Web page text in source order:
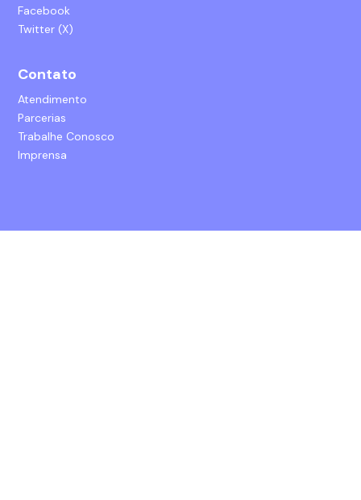
Facebook
Twitter (X)
Contato
Atendimento
Parcerias
Trabalhe Conosco
Imprensa